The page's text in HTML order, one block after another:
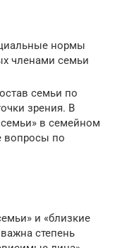
нормы
членами семьи
семьи по
зрения. В
в семейном
вопросы по
и «близкие
степень